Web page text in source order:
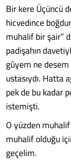
Bir kere Üçüncü
hicvedince
muhalif bir şair”
padişahın
gûyem ne
ustasıydı. Hatta
pek de bu kadar
istemişti.
O yüzden
muhalif olduğu
geçelim.